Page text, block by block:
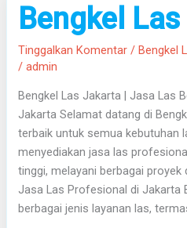
Bengkel
Tinggalkan Komentar /Bengkel
/admin
Bengkel Las Jakarta | Jasa Las
Jakarta Selamat datang di
terbaik untuk semua kebutuhan
menyediakan jasa las
tinggi, melayani berbagai
Jasa Las Profesional di Jakarta
berbagai jenis layanan las,
Bengkel
Las
Jakarta